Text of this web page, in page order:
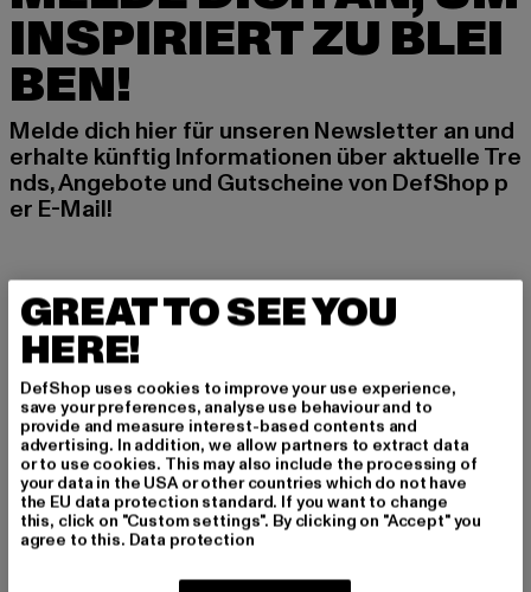
INSPIRIERT ZU BLEI
BEN!
Melde dich hier für unseren Newsletter an und
erhalte künftig Informationen über aktuelle Tre
nds, Angebote und Gutscheine von DefShop p
er E-Mail!
MÄNNER
FRAUEN
E-MAIL
ANMELDEN
Informationen dazu, wie DefShop mit Deinen Daten umgeht, findest Du
in unserer Datenschutzerklärung. Du kannst Dich jederzeit kostenfei
abmelden. Datenschutzerklärung lesen.
GREAT TO SEE YOU
HERE!
DefShop uses cookies to improve your use experience,
save your preferences, analyse use behaviour and to
provide and measure interest-based contents and
advertising. In addition, we allow partners to extract data
or to use cookies. This may also include the processing of
your data in the USA or other countries which do not have
the EU data protection standard. If you want to change
this, click on "Custom settings". By clicking on "Accept" you
agree to this. Data protection